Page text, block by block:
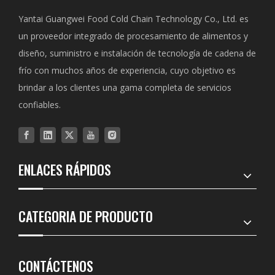
Yantai Guangwei Food Cold Chain Technology Co., Ltd. es
un proveedor integrado de procesamiento de alimentos y
diseño, suministro e instalación de tecnología de cadena de
frío con muchos años de experiencia, cuyo objetivo es
brindar a los clientes una gama completa de servicios
confiables.
ENLACES RÁPIDOS
CATEGORIA DE PRODUCTO
CONTÁCTENOS